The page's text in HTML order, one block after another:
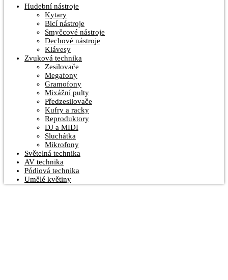
Hudební nástroje
Kytary
Bicí nástroje
Smyčcové nástroje
Dechové nástroje
Klávesy
Zvuková technika
Zesilovače
Megafony
Gramofony
Mixážní pulty
Předzesilovače
Kufry a racky
Reproduktory
DJ a MIDI
Sluchátka
Mikrofony
Světelná technika
AV technika
Pódiová technika
Umělé květiny